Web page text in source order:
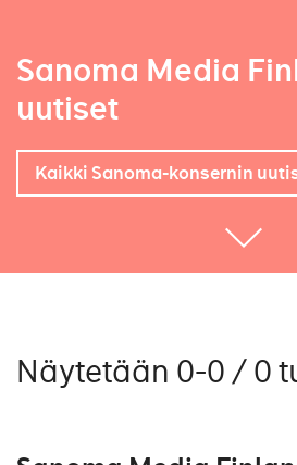
Sanoma Media
uutiset
Kaikki Sanoma-konsernin
Näytetään 0-0 / 0